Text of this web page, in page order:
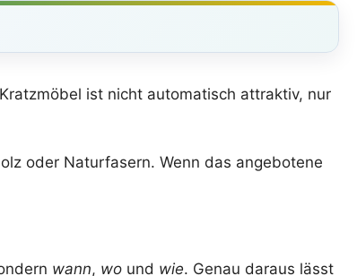
ist nicht automatisch attraktiv, nur
oder Naturfasern. Wenn das angebotene
wann, wo und wie. Genau daraus lässt